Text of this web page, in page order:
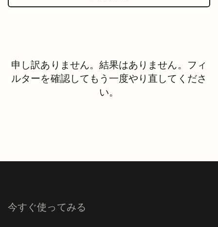
申し訳ありません。結果はありません。フィ
ルターを確認してもう一度やり直してくださ
い。
今すぐ使ってみる